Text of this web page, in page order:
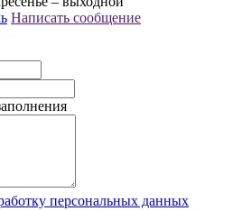
Написать сообщение
персональных данных